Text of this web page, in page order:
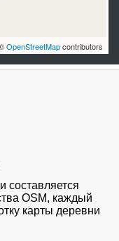
OpenStreetMapcontributors
составляется
OSM, каждый
карты деревни